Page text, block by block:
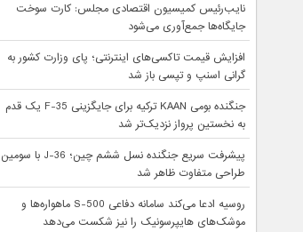
نایب‌رئیس کمیسیون اقتصادی مجلس: کارت سوخت
جایگاه‌ها جمع‌آوری می‌شود
افزایش قیمت تاکسی‌های اینترنتی؛ پای وزارت کشور به
گرانی اسنپ و تپسی باز شد
جنگنده بومی KAAN ترکیه برای جایگزینی F-35 یک قدم
به نخستین پرواز نزدیک‌تر شد
پیشرفت سریع جنگنده نسل ششم چین؛ J-36 با سومین
طراحی متفاوت ظاهر شد
روسیه ادعا می‌کند سامانه دفاعی S-500 ماهواره‌ها و
موشک‌های هایپرسونیک را نیز شکست می‌دهد